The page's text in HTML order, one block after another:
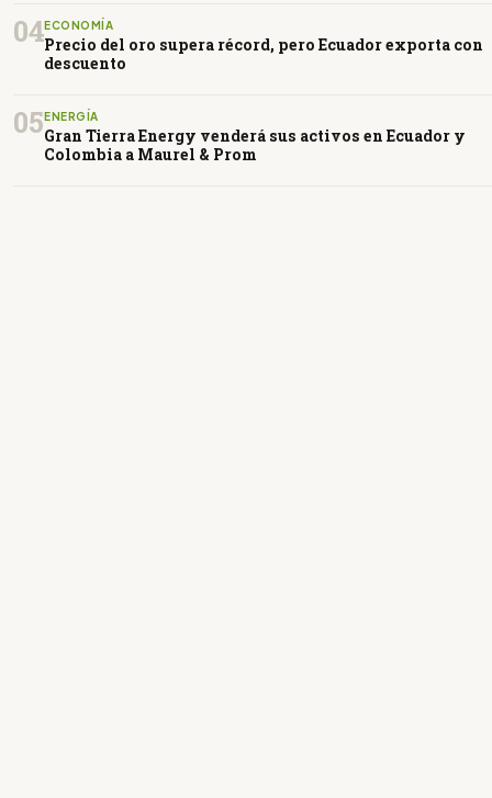
04ECONOMÍA
Precio del oro supera récord, pero Ecuador exporta con
descuento
05ENERGÍA
Gran Tierra Energy venderá sus activos en Ecuador y
Colombia a Maurel & Prom